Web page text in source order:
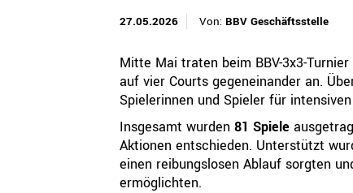
27.05.2026 Von: BBV Geschäftsstelle
Mitte Mai traten beim BBV-3x3-
auf vier Courts gegeneinander an.
Spielerinnen und Spieler für
Insgesamt wurden 81 Spiele
Aktionen entschieden. Unterstützt
einen reibungslosen Ablauf sorgten
ermöglichten.
KONTAKT AUFNEHMEN